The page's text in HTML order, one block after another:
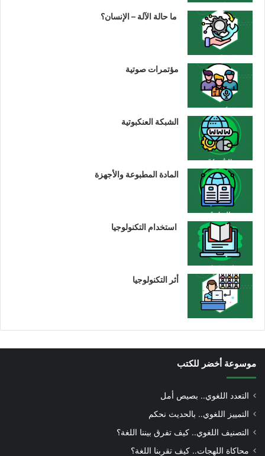
ما حالة الآلة – الإنسان؟
مؤتمرات صوتية
الشبكة العنكبوتية
المادة المطبوعة والأجهزة
استخدام التكنولوجيا
أثر التكنولوجيا
موسوعة أخضر للكتب
التعدد اللغوي.. بصيص أمل
التمييز اللغوي.. بالحديث نحكم
التصنيف اللغوي.. كيف تفرق بيننا اللغة؟
محاكاة اللهجات.. كيف تقربنا اللغة؟